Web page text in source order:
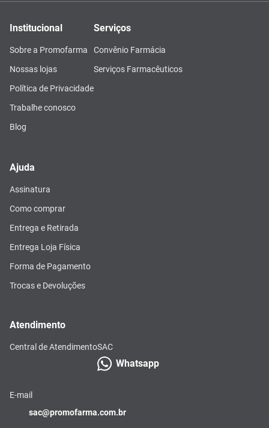
Institucional
Sobre a Promofarma
Nossas lojas
Política de Privacidade
Trabalhe conosco
Blog
Serviços
Convênio Farmácia
Serviços Farmacêuticos
Ajuda
Assinatura
Como comprar
Entrega e Retirada
Entrega Loja Física
Forma de Pagamento
Trocas e Devoluções
Atendimento
Central de AtendimentoSAC
Whatsapp
E-mail
sac@promofarma.com.br